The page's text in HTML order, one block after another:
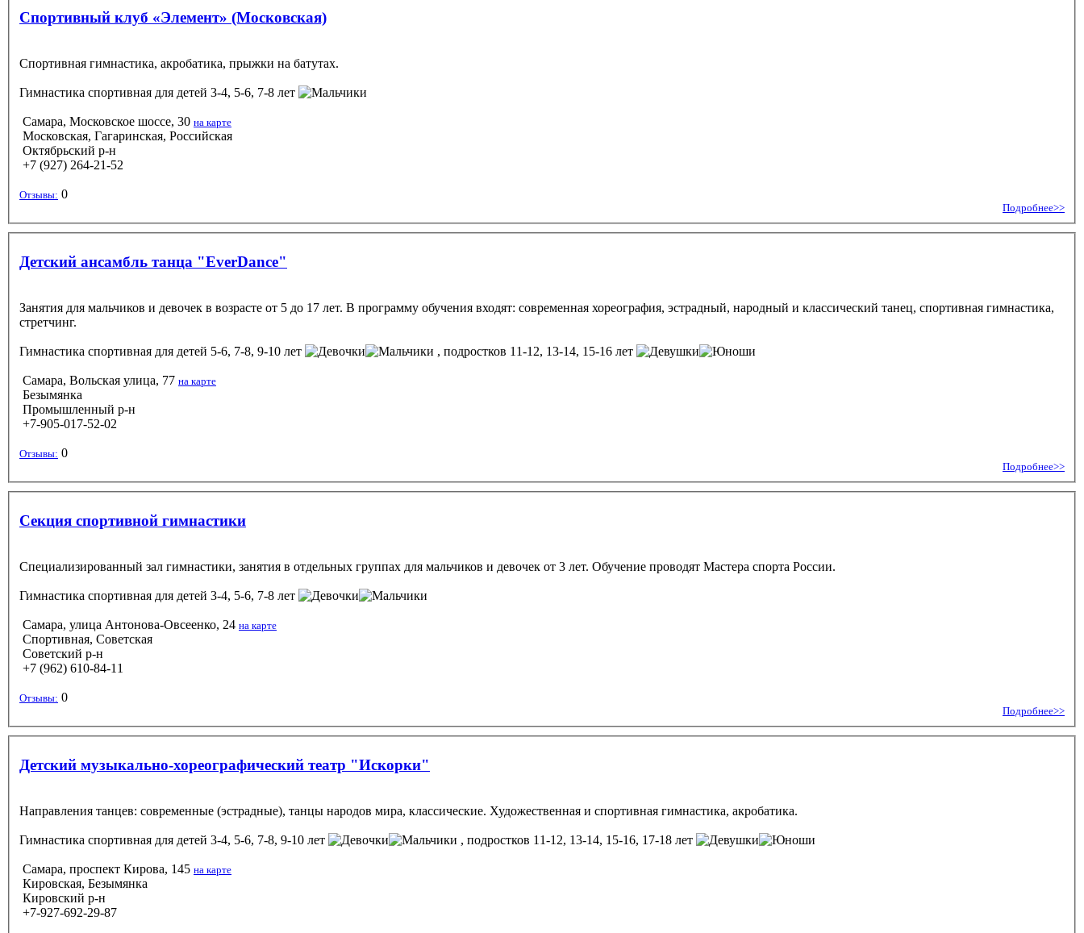
Спортивный клуб «Элемент» (Московская)
Спортивная гимнастика, акробатика, прыжки на батутах.
Гимнастика спортивная для детей 3-4, 5-6, 7-8 лет
Самара, Московское шоссе, 30 на карте
Московская, Гагаринская, Российская
Октябрьский р-н
+7 (927) 264-21-52
Отзывы: 0
Подробнее>>
Детский ансамбль танца "EverDance"
Занятия для мальчиков и девочек в возрасте от 5 до 17 лет. В программу обучения входят: современная хореография, эстрадный, народный и классический танец, спортивная гимнастика,
стретчинг.
Гимнастика спортивная для детей 5-6, 7-8, 9-10 лет , подростков 11-12, 13-14, 15-16 лет
Самара, Вольская улица, 77 на карте
Безымянка
Промышленный р-н
+7-905-017-52-02
Отзывы: 0
Подробнее>>
Секция спортивной гимнастики
Специализированный зал гимнастики, занятия в отдельных группах для мальчиков и девочек от 3 лет. Обучение проводят Мастера спорта России.
Гимнастика спортивная для детей 3-4, 5-6, 7-8 лет
Самара, улица Антонова-Овсеенко, 24 на карте
Спортивная, Советская
Советский р-н
+7 (962) 610-84-11
Отзывы: 0
Подробнее>>
Детский музыкально-хореографический театр "Искорки"
Направления танцев: современные (эстрадные), танцы народов мира, классические. Художественная и спортивная гимнастика, акробатика.
Гимнастика спортивная для детей 3-4, 5-6, 7-8, 9-10 лет , подростков 11-12, 13-14, 15-16, 17-18 лет
Самара, проспект Кирова, 145 на карте
Кировская, Безымянка
Кировский р-н
+7-927-692-29-87